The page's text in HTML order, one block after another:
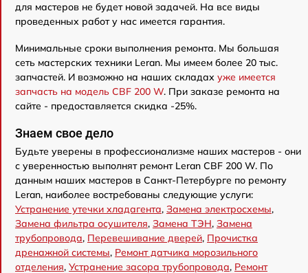
для мастеров не будет новой задачей. На все виды
проведенных работ у нас имеется гарантия.
Минимальные сроки выполнения ремонта. Мы большая
сеть мастерских техники Leran. Мы имеем более 20 тыс.
запчастей. И возможно на наших складах уже имеется
запчасть на модель CBF 200 W. При заказе ремонта на
сайте - предоставляется скидка -25%.
Знаем свое дело
Будьте уверены в профессионализме наших мастеров - они
с уверенностью выполнят ремонт Leran CBF 200 W. По
данным наших мастеров в Санкт-Петербурге по ремонту
Leran, наиболее востребованы следующие услуги:
Устранение утечки хладагента, Замена электросхемы,
Замена фильтра осушителя, Замена ТЭН, Замена
трубопровода, Перевешивание дверей, Прочистка
дренажной системы, Ремонт датчика морозильного
отделения, Устранение засора трубопровода, Ремонт